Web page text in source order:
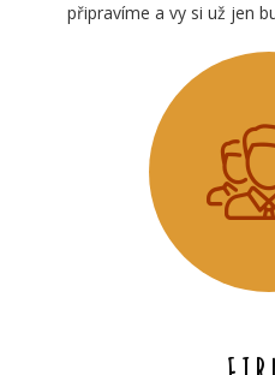
připravíme a vy si už jen